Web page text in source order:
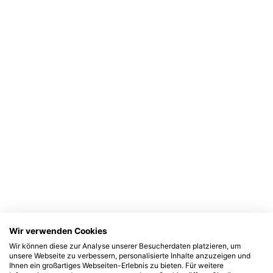
Wir verwenden Cookies
Wir können diese zur Analyse unserer Besucherdaten platzieren, um
unsere Webseite zu verbessern, personalisierte Inhalte anzuzeigen und
Ihnen ein großartiges Webseiten-Erlebnis zu bieten. Für weitere